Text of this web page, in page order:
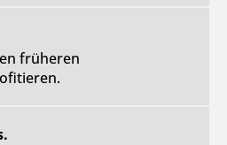
früheren